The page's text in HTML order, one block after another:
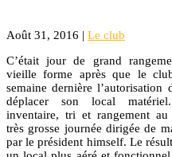
Août 31, 2016 | Le club
C’était jour de grand
vieille forme après que le
semaine dernière l’autorisation
déplacer son local matériel.
inventaire, tri et rangement au
très grosse journée dirigée de
par le président himself. Le